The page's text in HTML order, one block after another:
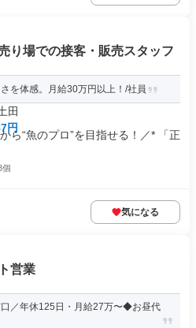
り場での接客・販売スタッフ
を体感。月給30万円以上！/社員
田
円
ら“魚のプロ”を目指せる！／* 「正
個
気になる
営業
／年休125日・月給27万〜◆お昼代